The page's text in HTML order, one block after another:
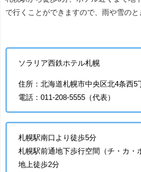
で行くことができますので、雨や雪のと
ソラリア西鉄ホテル札幌
住所：北海道札幌市中央区北4条西5
電話：011-208-5555（代表）
札幌駅南口より徒歩5分
札幌駅前通地下歩行空間（チ・カ
地上徒歩2分